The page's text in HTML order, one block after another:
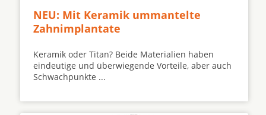
NEU: Mit Keramik ummantelte
Zahnimplantate
Keramik oder Titan? Beide Materialien haben
eindeutige und überwiegende Vorteile, aber auch
Schwachpunkte ...